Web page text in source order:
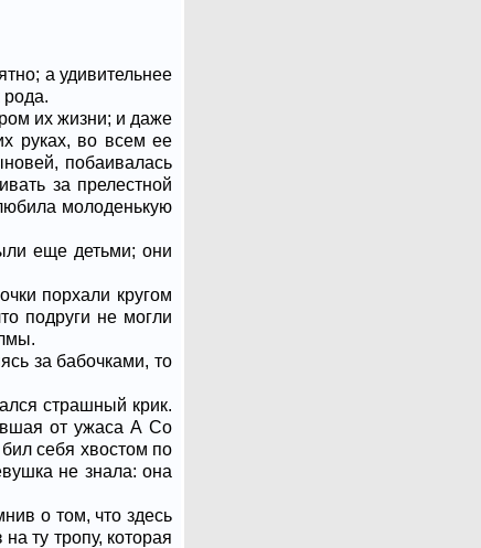
а удивительнее
их жизни; и даже
руках, во всем ее
побаивалась
за прелестной
молоденькую
еще детьми; они
порхали кругом
подруги не могли
за бабочками, то
страшный крик.
от ужаса А Со
себя хвостом по
не знала: она
о том, что здесь
ту тропу, которая